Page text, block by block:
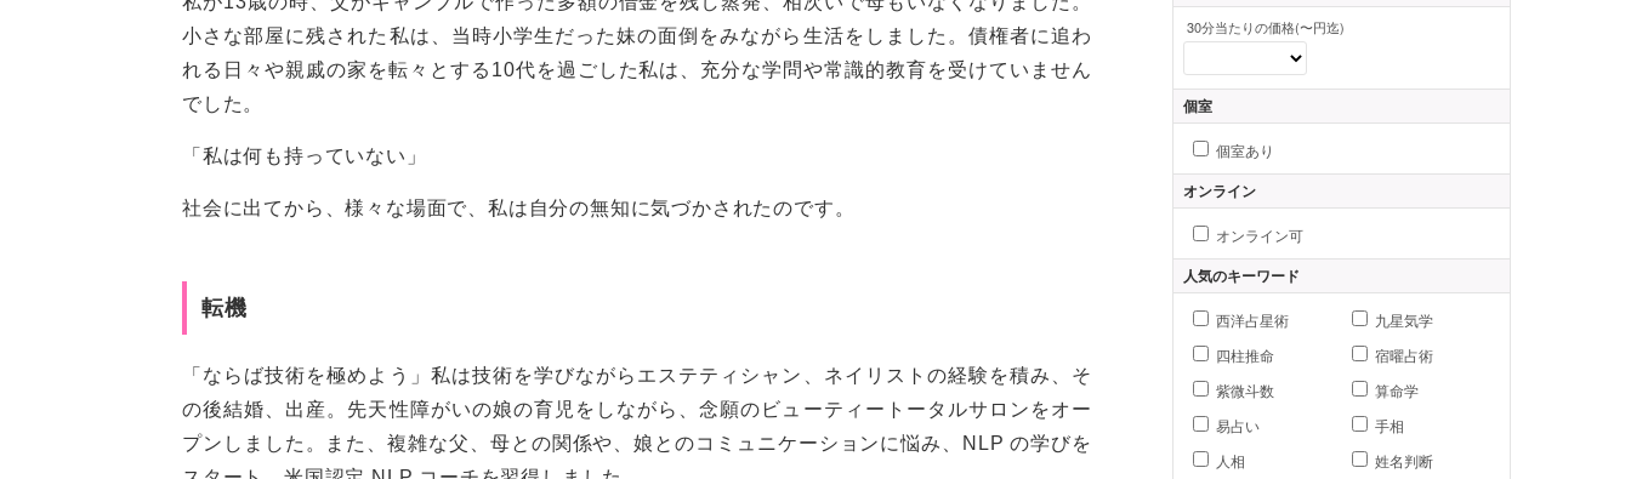
小さな部屋に残された私は、当時小学生だった妹の面倒をみながら生活をしました。債権者に追わ
れる日々や親戚の家を転々とする10代を過ごした私は、充分な学問や常識的教育を受けていません
でした。
「私は何も持っていない」
社会に出てから、様々な場面で、私は自分の無知に気づかされたのです。
転機
「ならば技術を極めよう」私は技術を学びながらエステティシャン、ネイリストの経験を積み、そ
の後結婚、出産。先天性障がいの娘の育児をしながら、念願のビューティートータルサロンをオー
プンしました。また、複雑な父、母との関係や、娘とのコミュニケーションに悩み、NLP の学びを
30分当たりの価格(〜円迄)
個室
個室あり
オンライン
オンライン可
人気のキーワード
西洋占星術
九星気学
四柱推命
宿曜占術
紫微斗数
算命学
易占い
手相
人相
姓名判断